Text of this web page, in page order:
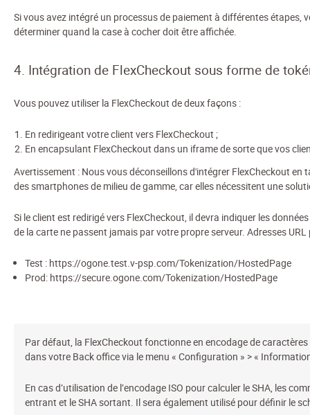
Si vous avez intégré un processus de paiement à différentes étapes,
déterminer quand la case à cocher doit être affichée.
4. Intégration de FlexCheckout sous forme de
Vous pouvez utiliser la FlexCheckout de deux façons :
En redirigeant votre client vers FlexCheckout ;
En encapsulant FlexCheckout dans un iframe de sorte que vos
Avertissement : Nous vous déconseillons d'intégrer FlexCheckout
des smartphones de milieu de gamme, car elles nécessitent une
Si le client est redirigé vers FlexCheckout, il devra indiquer les
de la carte ne passent jamais par votre propre serveur. Adresses
Test : https://ogone.test.v-psp.com/Tokenization/HostedPage
Prod: https://secure.ogone.com/Tokenization/HostedPage
Par défaut, la FlexCheckout fonctionne en encodage de
dans votre Back office via le menu « Configuration » > «
En cas d’utilisation de l’encodage ISO pour calculer le SHA, les
entrant et le SHA sortant. Il sera également utilisé pour définir le